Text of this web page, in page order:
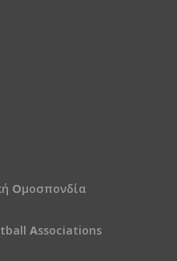
Ομοσπονδία
Associations